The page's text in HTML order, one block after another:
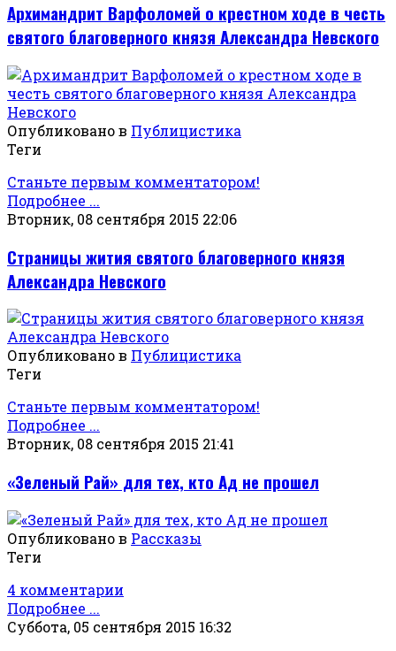
Архимандрит Варфоломей о крестном ходе в честь
святого благоверного князя Александра Невского
Опубликовано в Публицистика
Теги
Станьте первым комментатором!
Подробнее ...
Вторник, 08 сентября 2015 22:06
Страницы жития святого благоверного князя
Александра Невского
Опубликовано в Публицистика
Теги
Станьте первым комментатором!
Подробнее ...
Вторник, 08 сентября 2015 21:41
«Зеленый Рай» для тех, кто Ад не прошел
Опубликовано в Рассказы
Теги
4 комментарии
Подробнее ...
Суббота, 05 сентября 2015 16:32